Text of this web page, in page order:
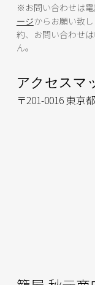
※お問い合わせは
ージからお願い致
約、お問い合わせ
ん。
アクセスマ
〒201-0016 東京